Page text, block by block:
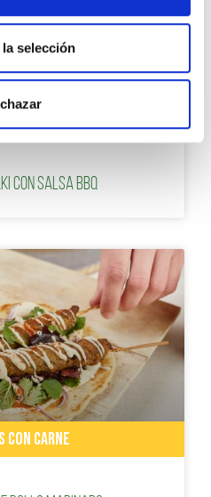
selección
con Salsa BBQ
CON CARNE